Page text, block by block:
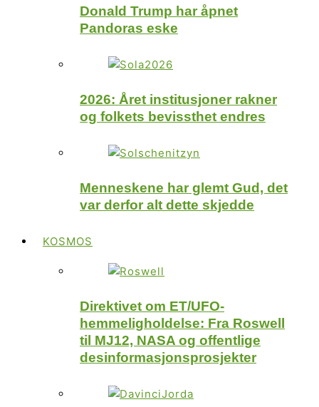
Donald Trump har åpnet
Pandoras eske
2026: Året institusjoner rakner
og folkets bevissthet endres
Menneskene har glemt Gud, det
var derfor alt dette skjedde
KOSMOS
Direktivet om ET/UFO-
hemmeligholdelse: Fra Roswell
til MJ12, NASA og offentlige
desinformasjonsprosjekter